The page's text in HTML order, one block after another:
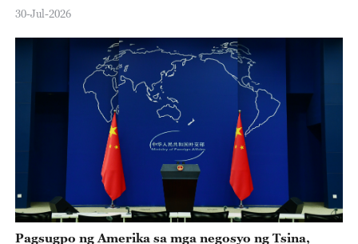
30-Jul-2026
Pagsugpo ng Amerika sa mga negosyo ng Tsina,